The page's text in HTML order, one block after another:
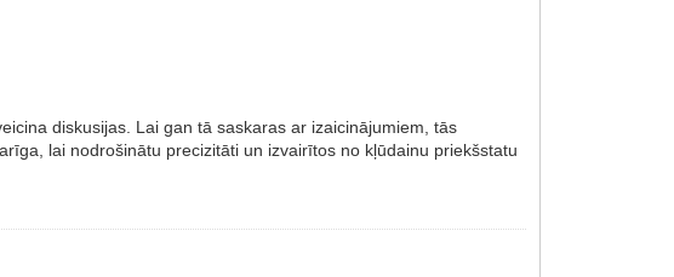
diskusijas. Lai gan tā saskaras ar izaicinājumiem, tās
lai nodrošinātu precizitāti un izvairītos no kļūdainu priekšstatu